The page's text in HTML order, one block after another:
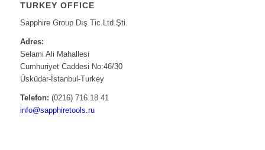
TURKEY OFFICE
Sapphire Group Dış Tic.Ltd.Şti.
Adres:
Selami Ali Mahallesi
Cumhuriyet Caddesi No:46/30
Üsküdar-İstanbul-Turkey
Telefon: (0216) 716 18 41
info@sapphiretools.ru